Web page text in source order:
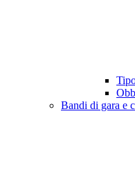
Bandi di gara e